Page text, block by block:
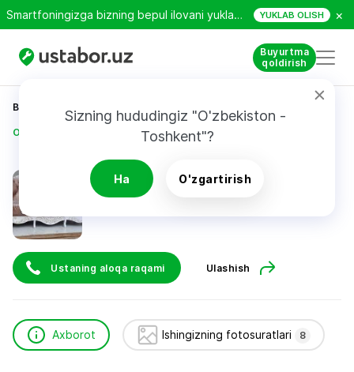
Smartfoningizga bizning bepul ilovani yuklab oling! YUKLAB OLISH ×
Buyurtma
qoldirish
Sizning hududingiz "O'zbekiston -
Toshkent"?
Ha O'zgartirish
Bosh sahifa
Odiljon Ahmadaliyev
Odiljon Ahmadaliyev
Ustaning aloqa raqami Ulashish
Axborot Ishingizning fotosuratlari 8